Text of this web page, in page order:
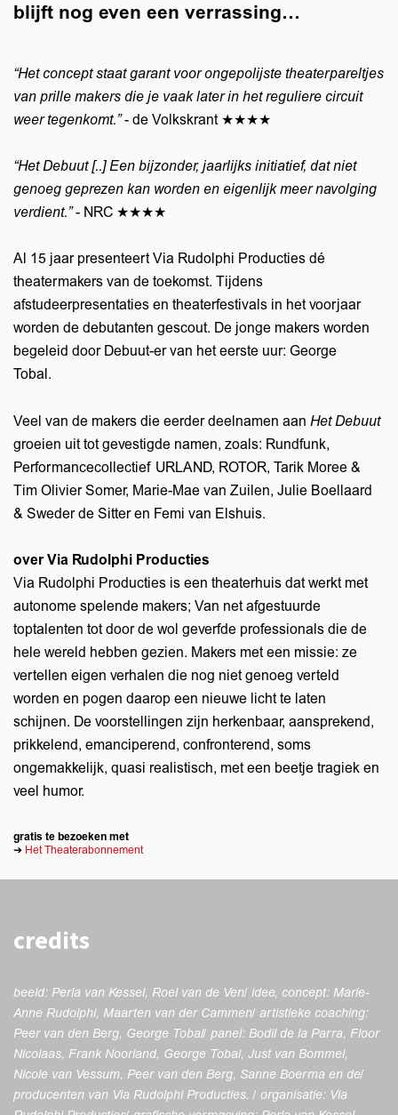
blijft nog even een verrassing…
“Het concept staat garant voor ongepolijste theaterpareltjes
van prille makers die je vaak later in het reguliere circuit
weer tegenkomt.”- de Volkskrant ★★★★
“Het Debuut [..] Een bijzonder, jaarlijks initiatief, dat niet
genoeg geprezen kan worden en eigenlijk meer navolging
verdient.”- NRC ★★★★
Al 15 jaar presenteert Via Rudolphi Producties dé
theatermakers van de toekomst. Tijdens
afstudeerpresentaties en theaterfestivals in het voorjaar
worden de debutanten gescout. De jonge makers worden
begeleid door Debuut-er van het eerste uur: George
Tobal.
Veel van de makers die eerder deelnamen aan Het Debuut
groeien uit tot gevestigde namen, zoals: Rundfunk,
Performancecollectief URLAND, ROTOR, Tarik Moree &
Tim Olivier Somer, Marie-Mae van Zuilen, Julie Boellaard
& Sweder de Sitter en Femi van Elshuis.
over Via Rudolphi Producties
Via Rudolphi Producties is een theaterhuis dat werkt met
autonome spelende makers; Van net afgestuurde
toptalenten tot door de wol geverfde professionals die de
hele wereld hebben gezien. Makers met een missie: ze
vertellen eigen verhalen die nog niet genoeg verteld
worden en pogen daarop een nieuwe licht te laten
schijnen. De voorstellingen zijn herkenbaar, aansprekend,
prikkelend, emanciperend, confronterend, soms
ongemakkelijk, quasi realistisch, met een beetje tragiek en
veel humor.
gratis te bezoeken met
➔ Het Theaterabonnement
credits
beeld: Perla van Kessel, Roel van de Ven/ idee, concept: Marie-
Anne Rudolphi, Maarten van der Cammen/ artistieke coaching:
Peer van den Berg, George Tobal/ panel: Bodil de la Parra, Floor
Nicolaas, Frank Noorland, George Tobal, Just van Bommel,
Nicole van Vessum, Peer van den Berg, Sanne Boerma en de/
producenten van Via Rudolphi Producties. / organisatie: Via